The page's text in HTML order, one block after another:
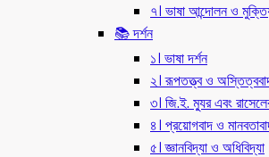
৭। ভাষা আন্দোলন ও
📚 দর্শন
১। ভাষা দর্শন
২। রূপতত্ত্ব ও
৩। জি.ই. ম্যুর এবং
৪। প্রয়োগবাদ ও
৫। জ্ঞানবিদ্যা ও অধিবিদ্যা